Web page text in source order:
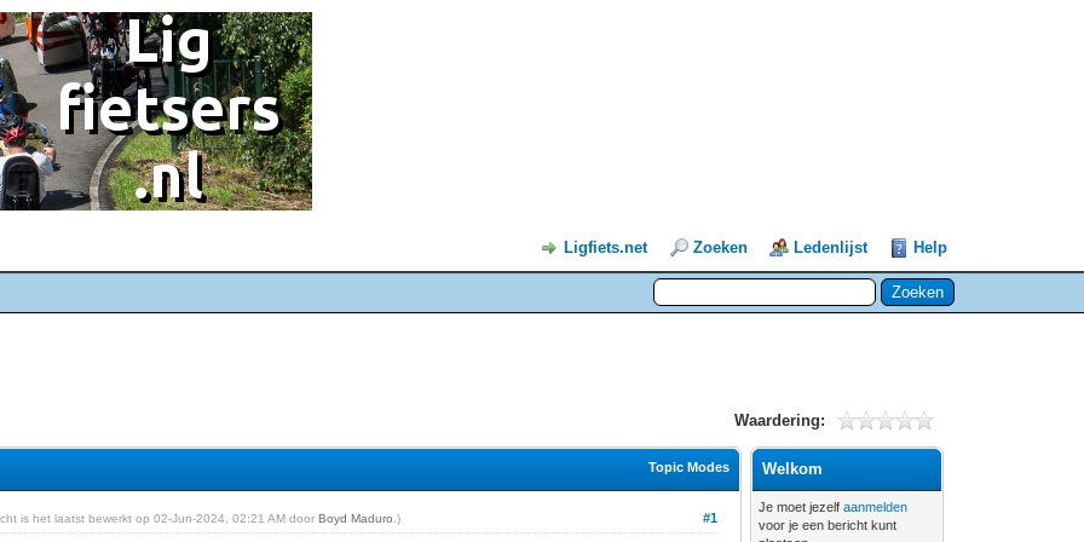
Ligfiets.net Zoeken Ledenlijst Help
Waardering:
Topic Modes
#1
is het laatst bewerkt op 02-Jun-2024, 02:21 AM doorBoyd Maduro .)
Welkom
Je moet jezelfaanmelden
voor je een bericht kunt